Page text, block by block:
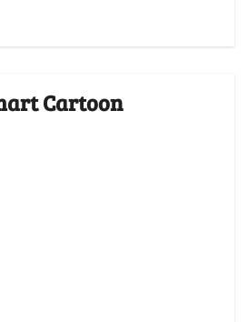
Cartoon